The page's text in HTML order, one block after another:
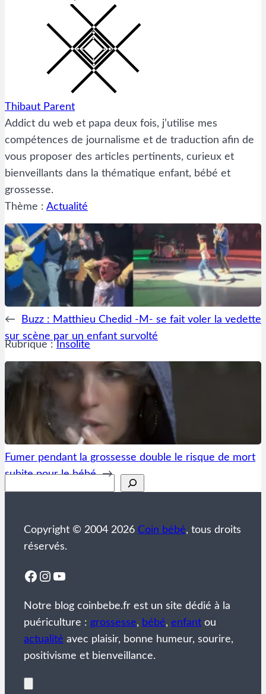
Thibaut Parent
Addict du web et papa deux fois, j’utilise mes
compétences de journalisme et de traduction afin de
vous proposer des articles pertinents, curieux et
bienveillants dans la thématique enfant, bébé et
grossesse.
Thème : Actualité
←
Buzz : Matthieu Chedid -M- se fait voler la vedette
sur scène par un enfant survolté
Rubrique : Insolite
Fumer pendant la grossesse double le risque de mort
subite pour le bébé →
Copyright © 2004 2026 Coin bébé, tous droits
réservés.
Facebook
Instagram
YouTube
Notre blog coinbebe.fr est un site dédié à la
puériculture : grossesse, bébé, enfant ou
actualité avec plaisir, bonne humeur, sourire,
positivisme et bienveillance.